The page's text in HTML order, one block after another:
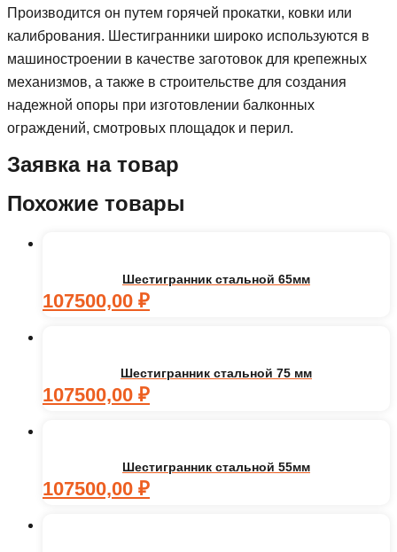
Производится он путем горячей прокатки, ковки или
калибрования. Шестигранники широко используются в
машиностроении в качестве заготовок для крепежных
механизмов, а также в строительстве для создания
надежной опоры при изготовлении балконных
ограждений, смотровых площадок и перил.
Заявка на товар
Похожие товары
Шестигранник стальной 65мм
107500,00 ₽
Шестигранник стальной 75 мм
107500,00 ₽
Шестигранник стальной 55мм
107500,00 ₽